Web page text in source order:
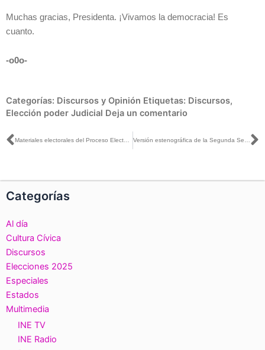
Muchas gracias, Presidenta. ¡Vivamos la democracia! Es
cuanto.
-o0o-
Categorías: Discursos y Opinión Etiquetas: Discursos,
Elección poder Judicial Deja un comentario
Ant
Categorías
Al día
Cultura Cívica
Discursos
Elecciones 2025
Especiales
Estados
Multimedia
INE TV
INE Radio